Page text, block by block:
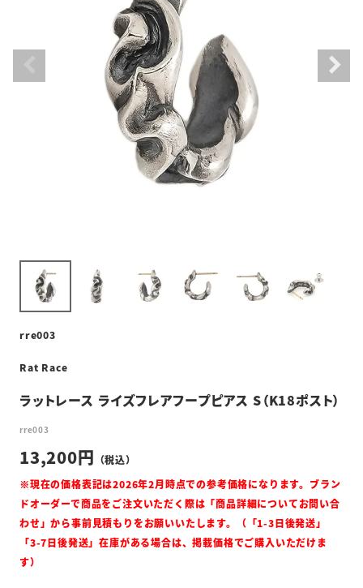
rre003
Rat Race
ラットレース ライズフレアフープピアス S（K18ポスト）
rre003
13,200